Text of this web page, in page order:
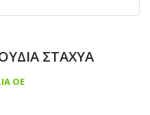
ΣΤΑΧΥΑ
ΟΕ